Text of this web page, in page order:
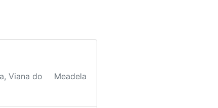
Viana do
Meadela